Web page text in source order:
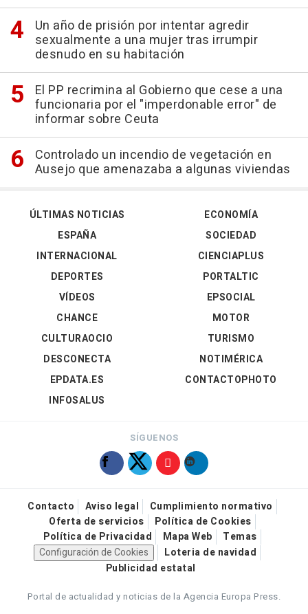
Un año de prisión por intentar agredir
sexualmente a una mujer tras irrumpir
desnudo en su habitación
El PP recrimina al Gobierno que cese a una
funcionaria por el "imperdonable error" de
informar sobre Ceuta
Controlado un incendio de vegetación en
Ausejo que amenazaba a algunas viviendas
ÚLTIMAS NOTICIAS
ESPAÑA
INTERNACIONAL
DEPORTES
VÍDEOS
ECONOMÍA
SOCIEDAD
CIENCIAPLUS
PORTALTIC
EPSOCIAL
CHANCE
CULTURAOCIO
DESCONECTA
EPDATA.ES
INFOSALUS
MOTOR
TURISMO
NOTIMÉRICA
CONTACTOPHOTO
SÍGUENOS
Contacto Aviso legal
Cumplimiento normativo
Oferta de servicios
Política de Cookies
Política de Privacidad
Mapa Web
Temas
Configuración de Cookies
Loteria de navidad
Publicidad estatal
Portal de actualidad y noticias de la Agencia Europa Press.